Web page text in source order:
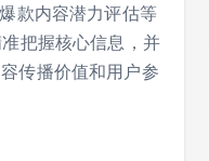
款内容潜力评估等
把握核心信息，并
传播价值和用户参